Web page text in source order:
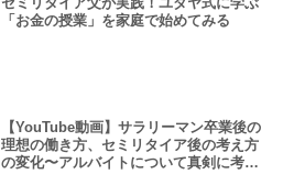
「お金の授業」を家庭で始めてみる
【YouTube動画】サラリーマン卒業後の
理想の働き方、セミリタイア後の考え方
の変化〜アルバイトについて真剣に考え